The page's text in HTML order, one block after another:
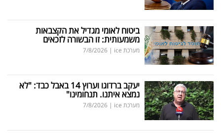
ביטוח לאומי מגדיל את הקצבאות
משמעותית: זו הבשורה לזכאים
מערכת ice |
7/8/2026
יעקב ברדוגו וערוץ 14 באבל כבד: "לא
נמצא איתנו. תנחומינו"
מערכת ice |
7/8/2026